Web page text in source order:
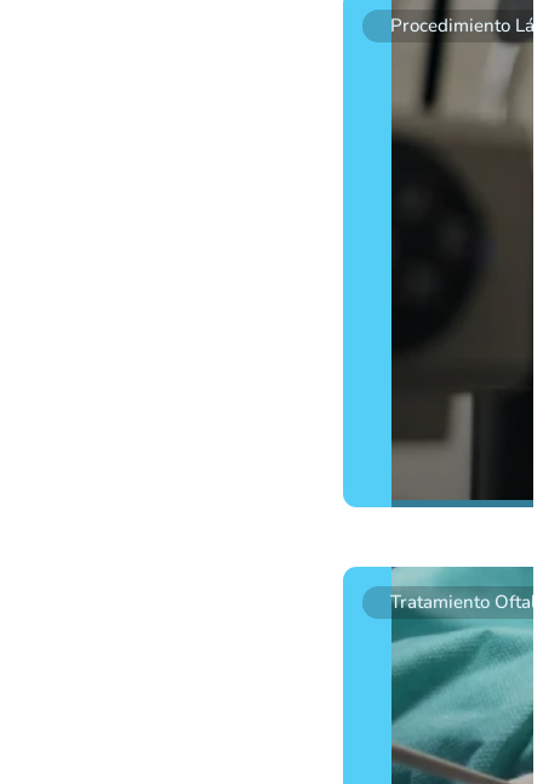
La vitrectomía es una
desgarros, y así mejorar la
Procedimiento
FOTOCOAGULACIÓN
La fotocoagulación láser
y la pérdida de visión en
Tratamiento